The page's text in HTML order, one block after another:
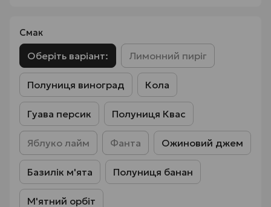
Смак
Оберіть варіант: Лимонний пиріг
Полуниця виноград Кола
Гуава персик Полуниця Квас
Яблуко лайм Фанта Ожиновий джем
Базилік м'ята Полуниця банан
М'ятний орбіт